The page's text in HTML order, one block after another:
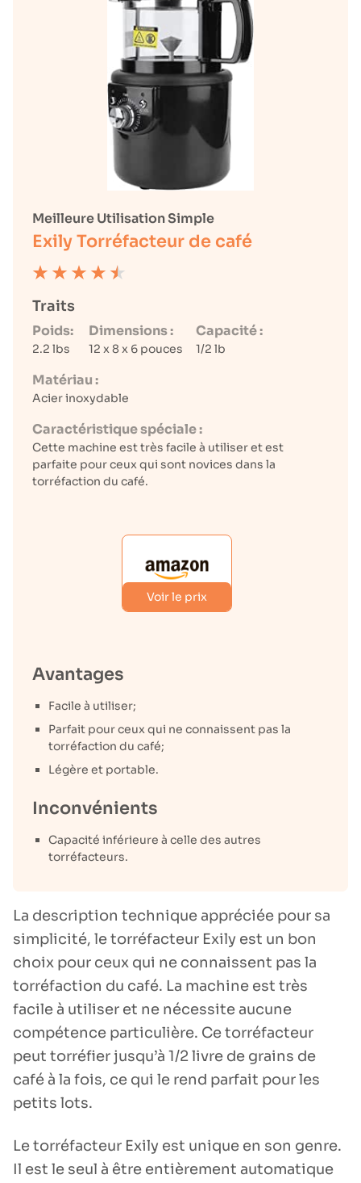
Meilleure Utilisation Simple
Exily Torréfacteur de café
Traits
Poids:
2.2 lbs
Dimensions :
12 x 8 x 6 pouces
Capacité :
1/2 lb
Matériau :
Acier inoxydable
Caractéristique spéciale :
Cette machine est très facile à utiliser et est
parfaite pour ceux qui sont novices dans la
torréfaction du café.
Voir le prix
Avantages
Facile à utiliser;
Parfait pour ceux qui ne connaissent pas la
torréfaction du café;
Légère et portable.
Inconvénients
Capacité inférieure à celle des autres
torréfacteurs.
La description technique appréciée pour sa
simplicité, le torréfacteur Exily est un bon
choix pour ceux qui ne connaissent pas la
torréfaction du café. La machine est très
facile à utiliser et ne nécessite aucune
compétence particulière. Ce torréfacteur
peut torréfier jusqu’à 1/2 livre de grains de
café à la fois, ce qui le rend parfait pour les
petits lots.
Le torréfacteur Exily est unique en son genre.
Il est le seul à être entièrement automatique